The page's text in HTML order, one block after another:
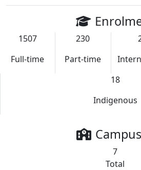
1507
Full-time
230
Part-time
18
Indigenous
7
Total